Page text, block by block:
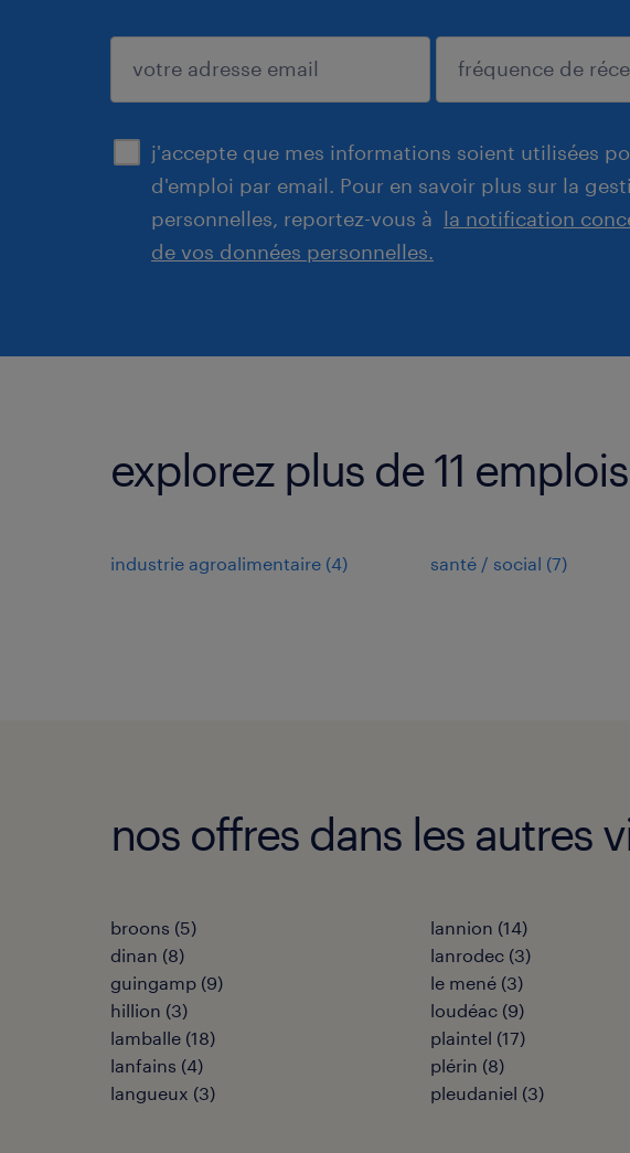
j'accepte que mes informations soient utilisées
d'emploi par email. Pour en savoir plus sur la
personnelles, reportez-vous à la notification
de vos données personnelles.
enregistrer
explorez plus de 11
industrie agroalimentaire (4) santé / social (7)
nos offres dans les autres
broons (5)
dinan (8)
guingamp (9)
hillion (3)
lamballe (18)
lanfains (4)
langueux (3)
lannion (14)
lanrodec (3)
le mené (3)
loudéac (9)
plaintel (17)
plérin (8)
pleudaniel (3)